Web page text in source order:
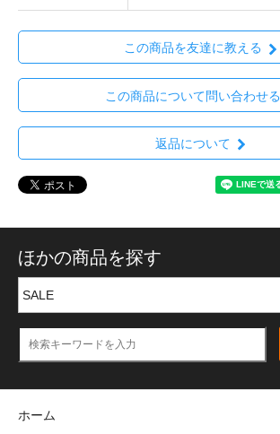
この商品を友達に教える
この商品について問い合わせる
返品について
ほかの商品を探す
ホーム